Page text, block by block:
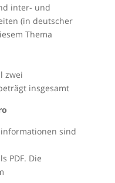
inter- und
(in deutscher
Thema
zwei
insgesamt
sind
PDF. Die